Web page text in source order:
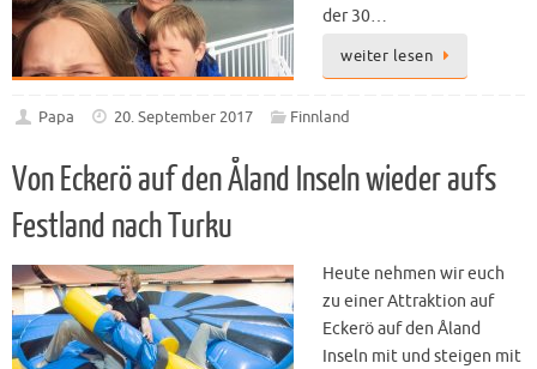
der 30…
weiter lesen
Papa 20. September 2017 Finnland
Von Eckerö auf den Åland Inseln wieder aufs
Festland nach Turku
Heute nehmen wir euch
zu einer Attraktion auf
Eckerö auf den Åland
Inseln mit und steigen mit